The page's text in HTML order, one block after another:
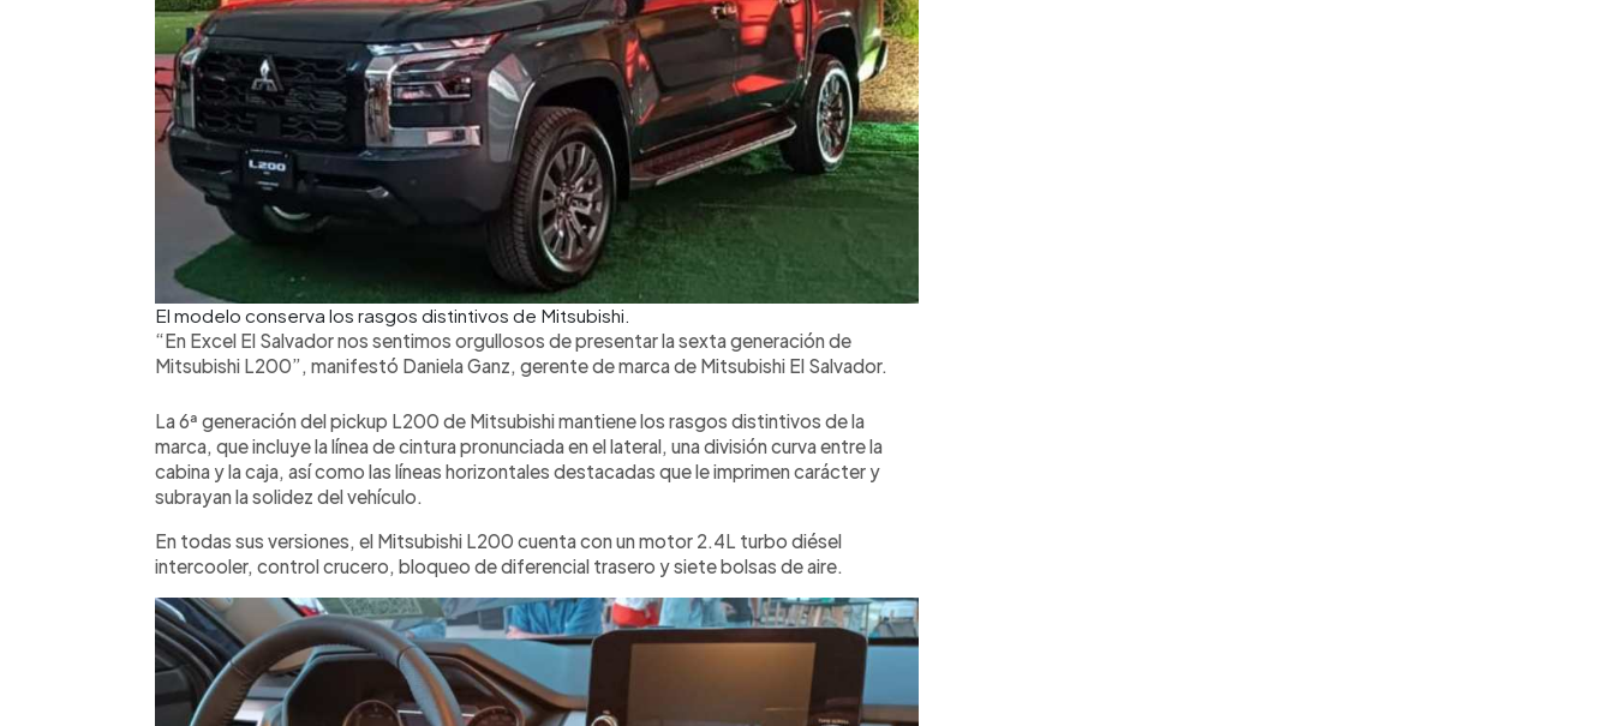
El modelo conserva los rasgos distintivos de Mitsubishi.
“En Excel El Salvador nos sentimos orgullosos de presentar la sexta generación de
Mitsubishi L200”, manifestó Daniela Ganz, gerente de marca de Mitsubishi El Salvador.
La 6ª generación del pickup L200 de Mitsubishi mantiene los rasgos distintivos de la
marca, que incluye la línea de cintura pronunciada en el lateral, una división curva entre la
cabina y la caja, así como las líneas horizontales destacadas que le imprimen carácter y
subrayan la solidez del vehículo.
En todas sus versiones, el Mitsubishi L200 cuenta con un motor 2.4L turbo diésel
intercooler, control crucero, bloqueo de diferencial trasero y siete bolsas de aire.